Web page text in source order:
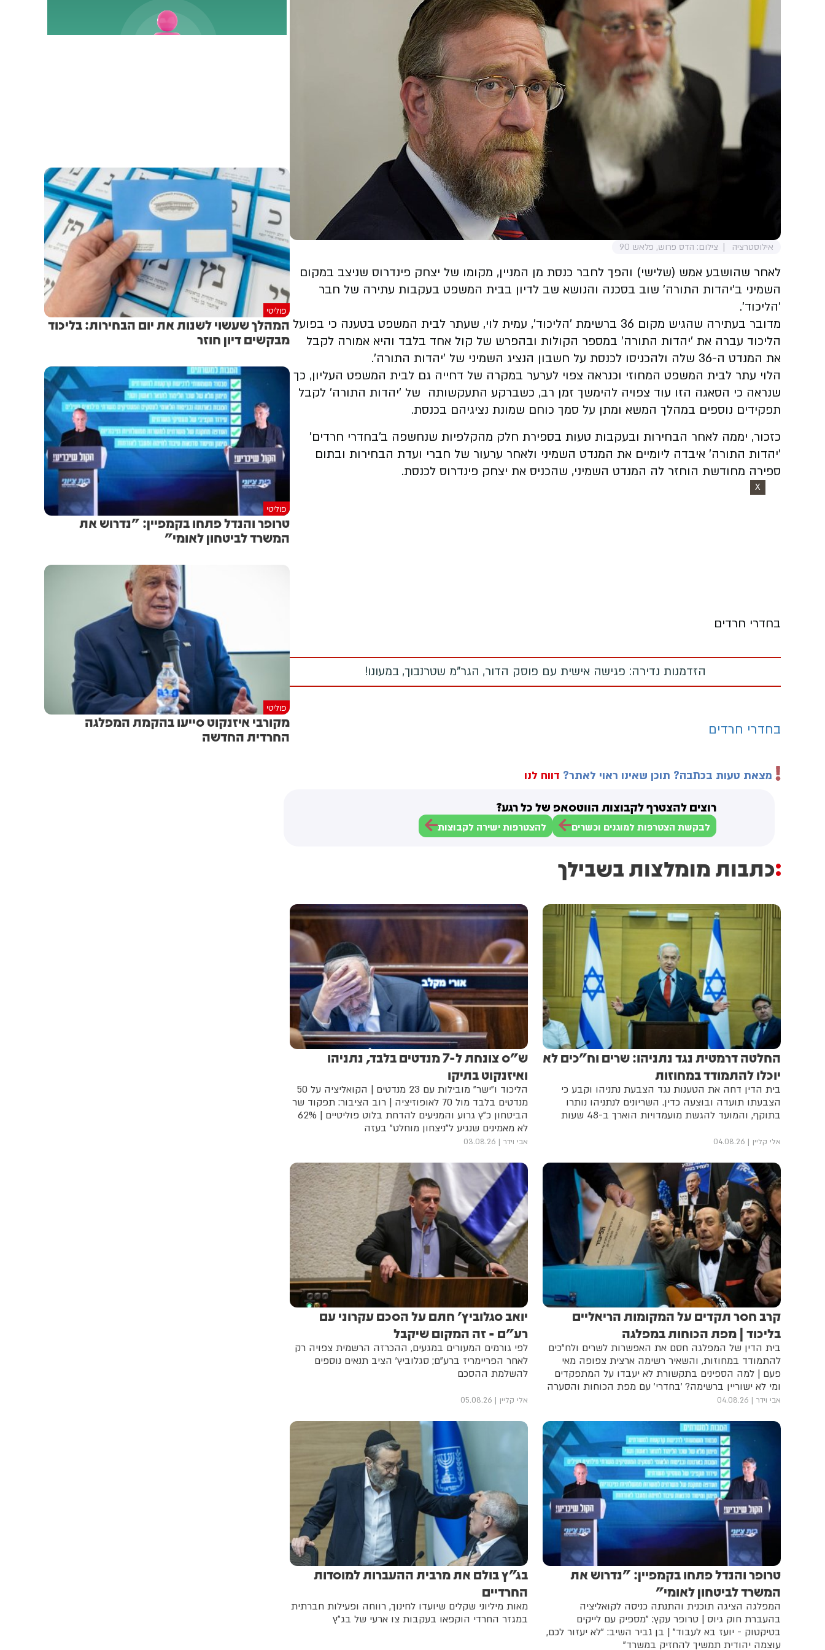
אילוסטרציה צילום: הדס פרוש, פלאש 90
לאחר שהושבע אמש (שלישי) והפך לחבר כנסת מן המניין, מקומו של יצחק פינדרוס שניצב במקום
השמיני ב'יהדות התורה' שוב בסכנה והנושא שב לדיון בבית המשפט בעקבות עתירה של חבר
'הליכוד'.
מדובר בעתירה שהגיש מקום 36 ברשימת 'הליכוד', עמית לוי, שעתר לבית המשפט בטענה כי בפועל
הליכוד עברה את 'יהדות התורה' במספר הקולות ובהפרש של קול אחד בלבד והיא אמורה לקבל
את המנדט ה-36 שלה ולהכניסו לכנסת על חשבון הנציג השמיני של 'יהדות התורה'.
הלוי עתר לבית המשפט המחוזי וכנראה צפוי לערער במקרה של דחייה גם לבית המשפט העליון, כך
שנראה כי הסאגה הזו עוד צפויה להימשך זמן רב, כשברקע התעקשותה של 'יהדות התורה' לקבל
תפקידים נוספים במהלך המשא ומתן על סמך כוחם שמונת נציגיהם בכנסת.
כזכור, יממה לאחר הבחירות ובעקבות טעות בספירת חלק מהקלפיות שנחשפה ב'בחדרי חרדים'
'יהדות התורה' איבדה ליומיים את המנדט השמיני ולאחר ערעור של חברי ועדת הבחירות ובתום
ספירה מחודשת הוחזר לה המנדט השמיני, שהכניס את יצחק פינדרוס לכנסת.
X
בחדרי חרדים
הזדמנות נדירה: פגישה אישית עם פוסק הדור, הגר"מ שטרנבוך, במעונו!
בחדרי חרדים
מצאת טעות בכתבה? תוכן שאינו ראוי לאתר? דווח לנו
רוצים להצטרף לקבוצות הווטסאפ של כל רגע?
לבקשת הצטרפות למוגנים וכשרים להצטרפות ישירה לקבוצות
כתבות מומלצות בשבילך
החלטה דרמטית נגד נתניהו: שרים וח"כים לא
יוכלו להתמודד במחוזות
בית הדין דחה את הטענות נגד הצבעת נתניהו וקבע כי
הצבעתו תועדה ובוצעה כדין. השריונים לנתניהו נותרו
בתוקף, והמועד להגשת מועמדויות הוארך ב-48 שעות
אלי קליין 04.08.26
ש"ס צונחת ל-7 מנדטים בלבד, נתניהו
ואיזנקוט בתיקו
הליכוד ו"ישר" מובילות עם 23 מנדטים | הקואליציה על 50
מנדטים בלבד מול 70 לאופוזיציה | רוב הציבור: תפקוד שר
הביטחון כ"ץ גרוע והמניעים להדחת בלוט פוליטיים | 62%
לא מאמינים שנגיע ל"ניצחון מוחלט" בעזה
אבי וידר 03.08.26
קרב חסר תקדים על המקומות הריאליים
בליכוד | מפת הכוחות במפלגה
בית הדין של המפלגה חסם את האפשרות לשרים ולח"כים
להתמודד במחוזות, והשאיר רשימה ארצית צפופה מאי
פעם | למה הספינים בתקשורת לא יעבדו על המתפקדים
ומי לא ישוריין ברשימה? 'בחדרי' עם מפת הכוחות והסערה
אבי וידר 04.08.26
יואב סגלוביץ' חתם על הסכם עקרוני עם
רע"ם - זה המקום שיקבל
לפי גורמים המעורים במגעים, ההכרזה הרשמית צפויה רק
לאחר הפריימריז ברע"ם; סגלוביץ' הציב תנאים נוספים
להשלמת ההסכם
אלי קליין 05.08.26
טרופר והנדל פתחו בקמפיין: "נדרוש את
המשרד לביטחון לאומי"
המפלגה הציגה תוכנית והתנתה כניסה לקואליציה
בהעברת חוק גיוס | טרופר עקץ: "מספיק עם לייקים
בטיקטוק - יועז בא לעבוד" | בן גביר השיב: "לא יעזור לכם,
עוצמה יהודית תמשיך להחזיק במשרד"
בג"ץ בולם את מרבית ההעברות למוסדות
החרדיים
מאות מיליוני שקלים שיועדו לחינוך, רווחה ופעילות חברתית
במגזר החרדי הוקפאו בעקבות צו ארעי של בג"ץ
פוליטי
המהלך שעשוי לשנות את יום הבחירות: בליכוד
מבקשים דיון חוזר
פוליטי
טרופר והנדל פתחו בקמפיין: "נדרוש את
המשרד לביטחון לאומי"
פוליטי
מקורבי איזנקוט סייעו בהקמת המפלגה
החרדית החדשה